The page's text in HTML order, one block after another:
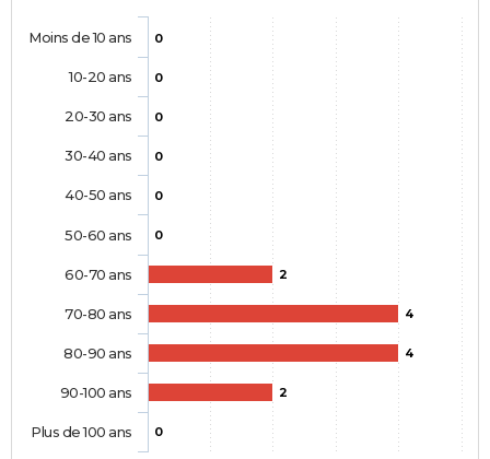
0
0
0
0
0
0
2
4
4
2
0
Moins de 10 ans
10-20 ans
20-30 ans
30-40 ans
40-50 ans
50-60 ans
60-70 ans
70-80 ans
80-90 ans
90-100 ans
Plus de 100 ans